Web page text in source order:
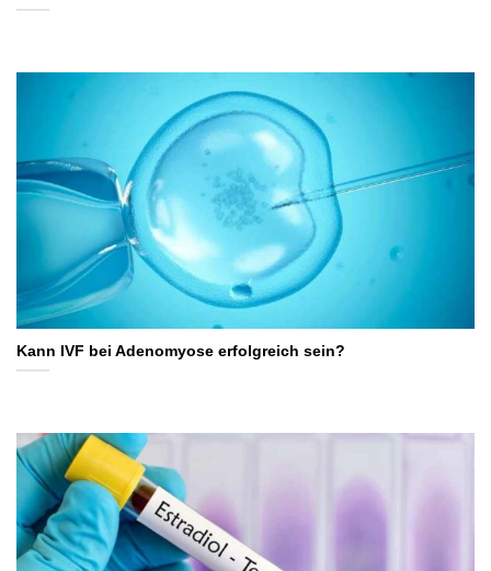
Kann IVF bei Adenomyose erfolgreich sein?